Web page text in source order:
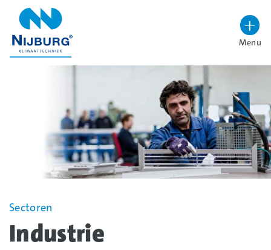
overslaan
Hoog contrast wisselenMenu
Sectoren
Industrie